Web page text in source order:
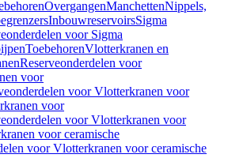
OvergangenManchettenNippels,
InbouwreservoirsSigma
voor Sigma
ToebehorenVlotterkranen en
Reserveonderdelen voor
voor
voor Vlotterkranen voor
voor
voor Vlotterkranen voor
voor ceramische
voor Vlotterkranen voor ceramische